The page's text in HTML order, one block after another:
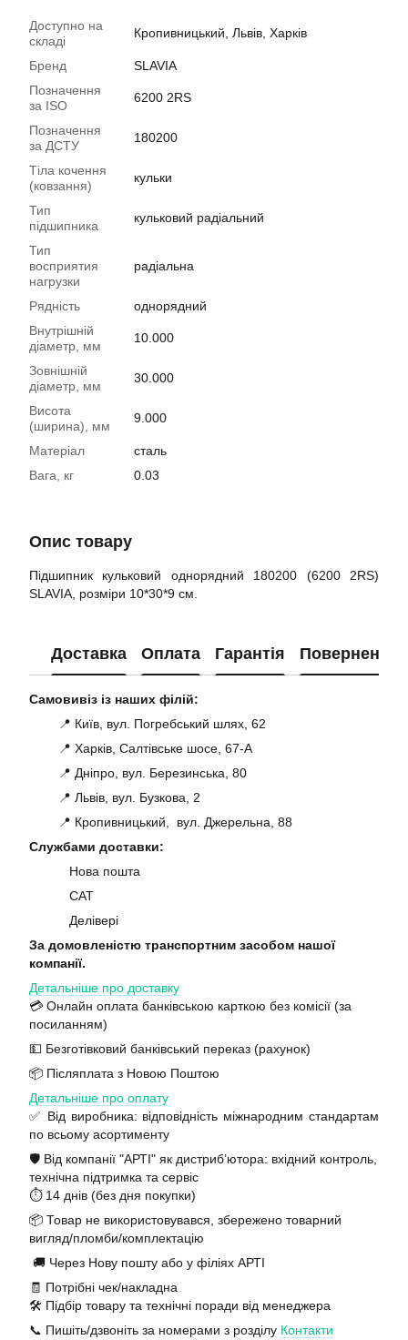
Доступно на
складі
Кропивницький, Львів, Харків
Бренд
SLAVIA
Позначення
за ISO
6200 2RS
Позначення
за ДСТУ
180200
Тіла кочення
(ковзання)
кульки
Тип
підшипника
кульковий радіальний
Тип
восприятия
нагрузки
радіальна
Рядність
однорядний
Внутрішній
діаметр, мм
10.000
Зовнішній
діаметр, мм
30.000
Висота
(ширина), мм
9.000
Матеріал
сталь
Вага, кг
0.03
Опис товару
Підшипник кульковий однорядний 180200 (6200 2RS)
SLAVIA, розміри 10*30*9 см.
Доставка Оплата Гарантія Повернення
Самовивіз із наших філій:
📍 Київ, вул. Погребський шлях, 62
📍 Харків, Салтівське шосе, 67-А
📍 Дніпро, вул. Березинська, 80
📍 Львів, вул. Бузкова, 2
📍 Кропивницький, вул. Джерельна, 88
Службами доставки:
Нова пошта
САТ
Делівері
За домовленістю транспортним засобом нашої
компанії.
Детальніше про доставку
💳 Онлайн оплата банківською карткою без комісії (за
посиланням)
💵 Безготівковий банківський переказ (рахунок)
📦 Післяплата з Новою Поштою
Детальніше про оплату
✅ Від виробника: відповідність міжнародним стандартам
по всьому асортименту
🛡️ Від компанії "АРТІ" як дистриб’ютора: вхідний контроль,
технічна підтримка та сервіс
⏱️ 14 днів (без дня покупки)
📦 Товар не використовувався, збережено товарний
вигляд/пломби/комплектацію
🚚 Через Нову пошту або у філіях АРТІ
🧾 Потрібні чек/накладна
🛠️ Підбір товару та технічні поради від менеджера
📞 Пишіть/дзвоніть за номерами з розділу Контакти